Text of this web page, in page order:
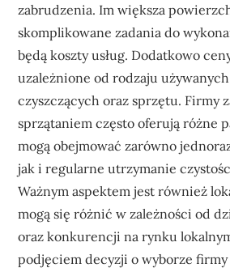
zabrudzenia. Im większa
skomplikowane zadania do
będą koszty usług. Dodatkowo
uzależnione od rodzaju
czyszczących oraz sprzętu. Firmy
sprzątaniem często oferują różne
mogą obejmować zarówno
jak i regularne utrzymanie
Ważnym aspektem jest również
mogą się różnić w zależności od
oraz konkurencji na rynku
podjęciem decyzji o wyborze